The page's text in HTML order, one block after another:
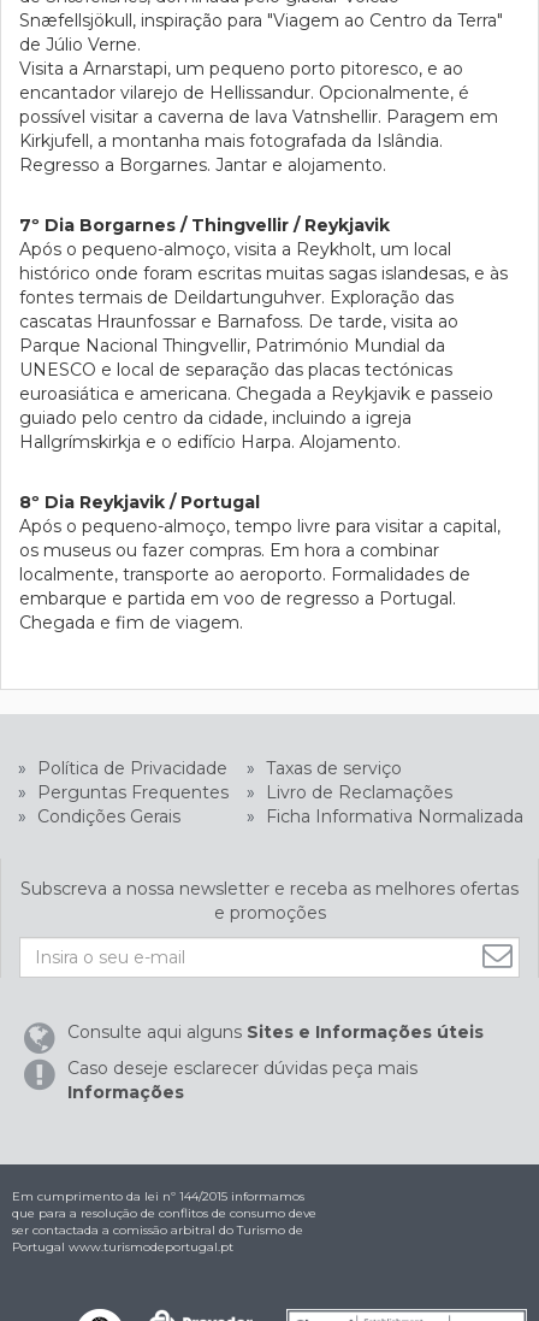
Snæfellsjökull, inspiração para "Viagem ao Centro da Terra"
de Júlio Verne.
Visita a Arnarstapi, um pequeno porto pitoresco, e ao
encantador vilarejo de Hellissandur. Opcionalmente, é
possível visitar a caverna de lava Vatnshellir. Paragem em
Kirkjufell, a montanha mais fotografada da Islândia.
Regresso a Borgarnes. Jantar e alojamento.
7º Dia Borgarnes / Thingvellir / Reykjavik
Após o pequeno-almoço, visita a Reykholt, um local
histórico onde foram escritas muitas sagas islandesas, e às
fontes termais de Deildartunguhver. Exploração das
cascatas Hraunfossar e Barnafoss. De tarde, visita ao
Parque Nacional Thingvellir, Património Mundial da
UNESCO e local de separação das placas tectónicas
euroasiática e americana. Chegada a Reykjavik e passeio
guiado pelo centro da cidade, incluindo a igreja
Hallgrímskirkja e o edifício Harpa. Alojamento.
8º Dia Reykjavik / Portugal
Após o pequeno-almoço, tempo livre para visitar a capital,
os museus ou fazer compras. Em hora a combinar
localmente, transporte ao aeroporto. Formalidades de
embarque e partida em voo de regresso a Portugal.
Chegada e fim de viagem.
» Política de Privacidade » Taxas de serviço
»
Perguntas Frequentes »
Livro de Reclamações
»
Condições Gerais » Ficha Informativa Normalizada
Subscreva a nossa newsletter e receba as melhores ofertas
e promoções
Consulte aqui alguns Sites e Informações úteis
Caso deseje esclarecer dúvidas peça mais
Informações
Em cumprimento da lei nº 144/2015 informamos
que para a resolução de conflitos de consumo deve
ser contactada a comissão arbitral do Turismo de
Portugal www.turismodeportugal.pt